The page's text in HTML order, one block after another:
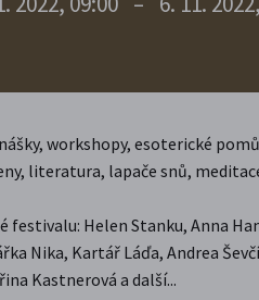
workshopy, esoterické
literatura, lapače snů,
festivalu: Helen Stanku, Anna
Nika, Kartář Láďa, Andrea
Kastnerová a další...